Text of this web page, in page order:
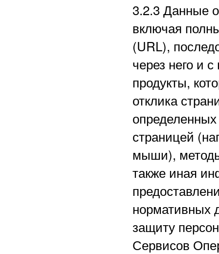
3.2.3 Данные
включая
(URL),
через него и
продукты,
отклика
страницей
мыши),
также иная
нормативных
защиту
Сервисов